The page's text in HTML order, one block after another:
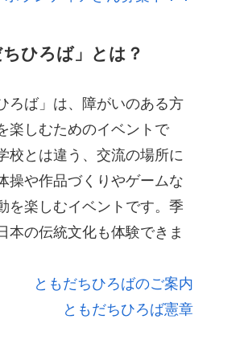
ちひろば」とは？
ろば」は、障がいのある方
楽しむためのイベントで
校とは違う、交流の場所に
操や作品づくりやゲームな
を楽しむイベントです。季
本の伝統文化も体験できま
ともだちひろばのご案内
ともだちひろば憲章